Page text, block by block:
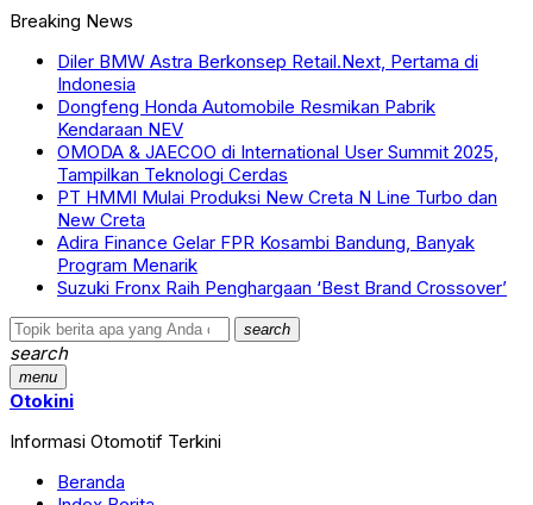
Breaking News
Diler BMW Astra Berkonsep Retail.Next, Pertama di
Indonesia
Dongfeng Honda Automobile Resmikan Pabrik
Kendaraan NEV
OMODA & JAECOO di International User Summit 2025,
Tampilkan Teknologi Cerdas
PT HMMI Mulai Produksi New Creta N Line Turbo dan
New Creta
Adira Finance Gelar FPR Kosambi Bandung, Banyak
Program Menarik
Suzuki Fronx Raih Penghargaan ‘Best Brand Crossover’
search
search
menu
Otokini
Informasi Otomotif Terkini
Beranda